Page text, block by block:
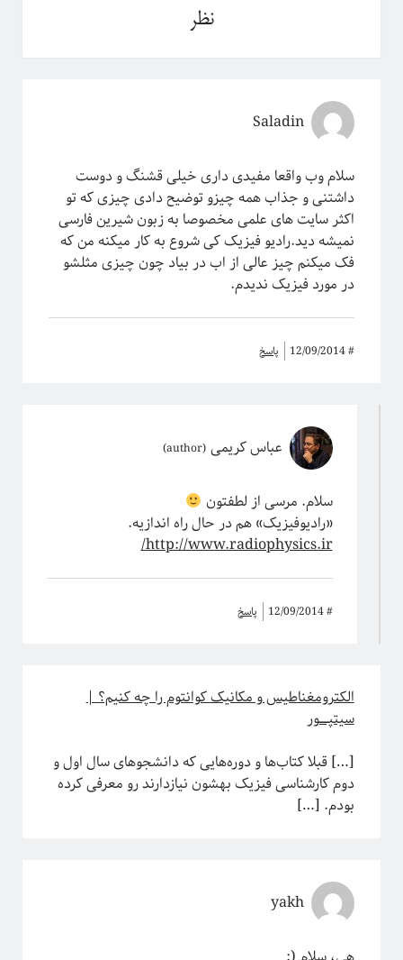
آموزشی
اخبار
اسرار کوانتومی
اهداف سیتپور
برنامه‌نویسی و کار با داده
تاریخ علم
تصاویر
جامعه علمی
دوره دکتری
زندگی علمی
سیستم‌های پیچیده
علوم اعصاب
فیزیک اتمی-مولکولی
فیزیک بنیادی
فیزیک هسته‌ای
فیزیکدانان ایرانی
ماده چگال
هوش مصنوعی
چندرسانه
کوانتوم
نظر
Saladin
سلام وب واقعا مفیدی داری خیلی قشنگ و دوست
داشتنی و جذاب همه چیزو توضیح دادی چیزی که تو
اکثر سایت های علمی مخصوصا به زبون شیرین فارسی
نمیشه دید.رادیو فیزیک کی شروع به کار میکنه من که
فک میکنم چیز عالی از اب در بیاد چون چیزی مثلشو
در مورد فیزیک ندیدم.
#
12/09/2014 پاسخ
عباس کریمی
سلام. مرسی از لطفتون
«رادیوفیزیک» هم در حال راه اندازیه.
http://www.radiophysics.ir/
#
12/09/2014 پاسخ
الکترومغناطیس و مکانیک‌ کوانتوم را چه کنیم؟ |
سیتپـــــور
[…] قبلا کتاب‌ها و دوره‌هایی که دانشجوهای سال اول و
دوم کارشناسی فیزیک بهشون نیازدارند رو معرفی کرده
بودم. […]
yakh